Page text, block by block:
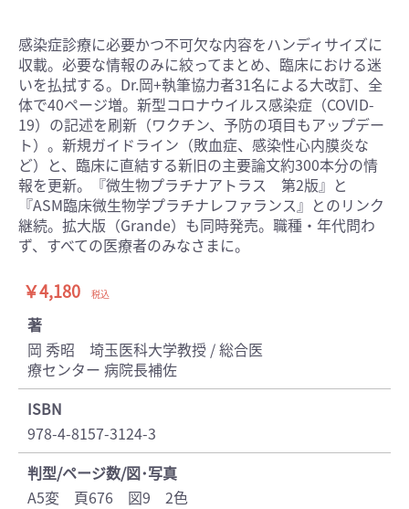
感染症診療に必要かつ不可欠な内容をハンディサイズに
収載。必要な情報のみに絞ってまとめ、臨床における迷
いを払拭する。Dr.岡+執筆協力者31名による大改訂、全
体で40ページ増。新型コロナウイルス感染症（COVID-
19）の記述を刷新（ワクチン、予防の項目もアップデー
ト）。新規ガイドライン（敗血症、感染性心内膜炎な
ど）と、臨床に直結する新旧の主要論文約300本分の情
報を更新。『微生物プラチナアトラス 第2版』と
『ASM臨床微生物学プラチナレファランス』とのリンク
継続。拡大版（Grande）も同時発売。職種・年代問わ
ず、すべての医療者のみなさまに。
￥4,180 税込
著
岡 秀昭 埼玉医科大学教授 / 総合医
療センター 病院長補佐
ISBN
978-4-8157-3124-3
判型/ページ数/図･写真
A5変 頁676 図9 2色